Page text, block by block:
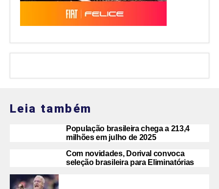
Leia também
População brasileira chega a 213,4
milhões em julho de 2025
Com novidades, Dorival convoca
seleção brasileira para Eliminatórias